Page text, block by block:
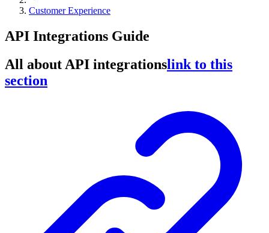
Customer Experience
API Integrations Guide
All about API integrationslink to this
section